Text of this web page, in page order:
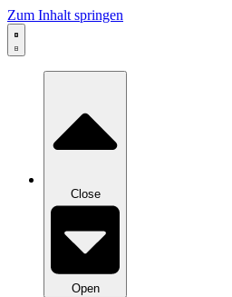
Zum Inhalt springen
Close
Open